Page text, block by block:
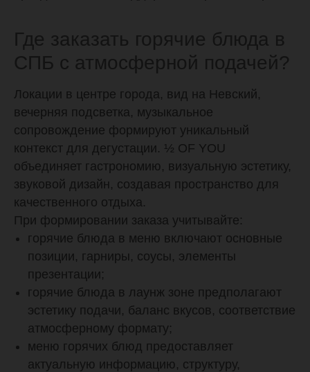
Где заказать горячие блюда в
СПБ с атмосферной подачей?
Локации в центре города, вид на Невский,
вечерняя подсветка, музыкальное
сопровождение формируют уникальный
контекст для дегустации. ½ OF YOU
объединяет гастрономию, визуальную эстетику,
звуковой дизайн, создавая пространство для
качественного отдыха.
При формировании заказа учитывайте:
горячие блюда в меню включают основные
позиции, гарниры, соусы, элементы
презентации;
горячие блюда в лаунж зоне предполагают
эстетику подачи, баланс вкусов, соответствие
атмосферному формату;
меню горячих блюд предоставляет
актуальную информацию, структуру,